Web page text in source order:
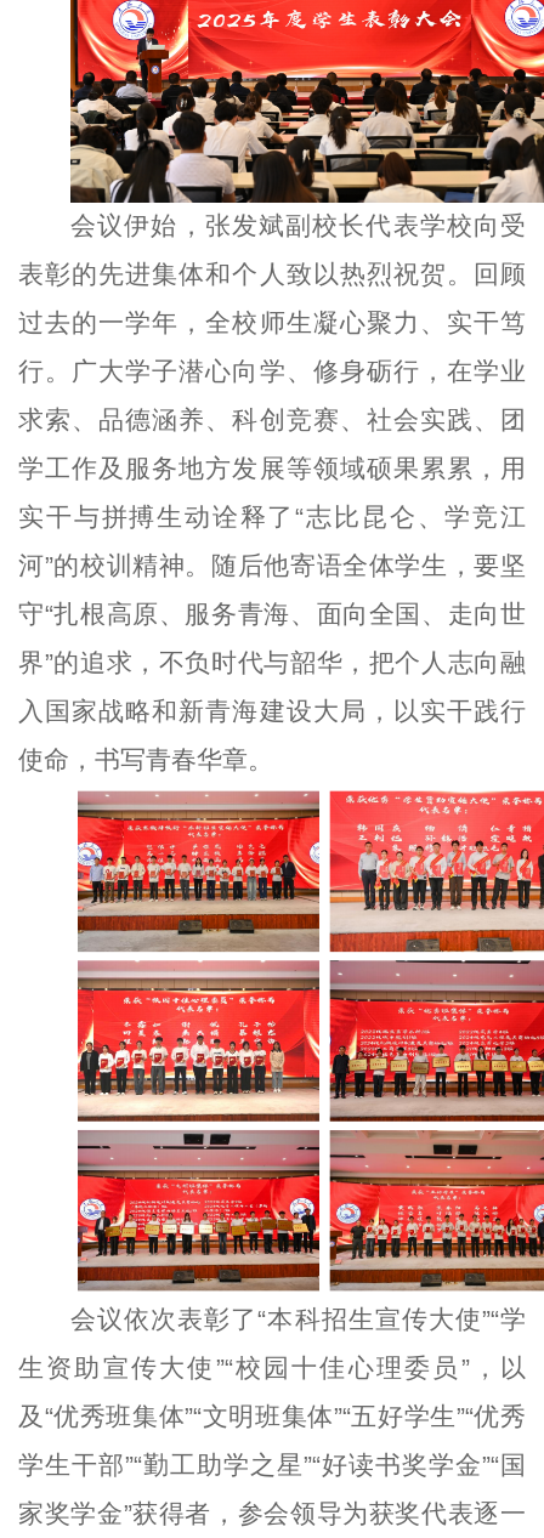
会议伊始，张发斌副校长代表学校向受
表彰的先进集体和个人致以热烈祝贺。回顾
过去的一学年，全校师生凝心聚力、实干笃
行。广大学子潜心向学、修身砺行，在学业
求索、品德涵养、科创竞赛、社会实践、团
学工作及服务地方发展等领域硕果累累，用
实干与拼搏生动诠释了“志比昆仑、学竞江
河”的校训精神。随后他寄语全体学生，要坚
守“扎根高原、服务青海、面向全国、走向世
界”的追求，不负时代与韶华，把个人志向融
入国家战略和新青海建设大局，以实干践行
使命，书写青春华章。
会议依次表彰了“本科招生宣传大使”“学
生资助宣传大使”“校园十佳心理委员”，以
及“优秀班集体”“文明班集体”“五好学生”“优秀
学生干部”“勤工助学之星”“好读书奖学金”“国
家奖学金”获得者，参会领导为获奖代表逐一